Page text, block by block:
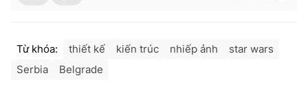
Từ khóa: thiết kế kiến trúc nhiếp ảnh
star wars
Serbia
Belgrade